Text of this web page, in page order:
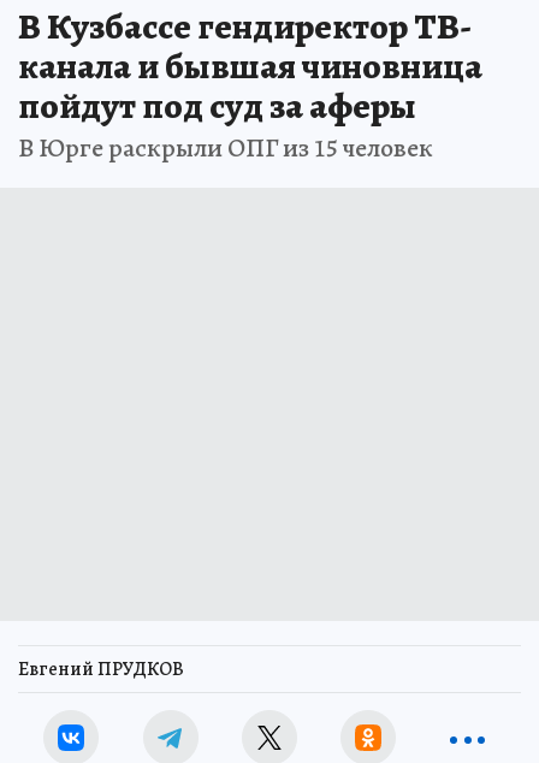
В Кузбассе гендиректор ТВ-
канала и бывшая чиновница
пойдут под суд за аферы
В Юрге раскрыли ОПГ из 15 человек
Евгений ПРУДКОВ